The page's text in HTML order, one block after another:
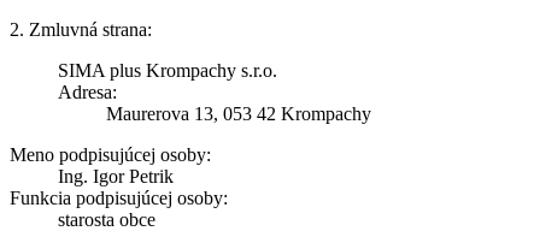
2. Zmluvná strana:
SIMA plus Krompachy s.r.o.
Adresa:
Maurerova 13, 053 42 Krompachy
Meno podpisujúcej osoby:
Ing. Igor Petrik
Funkcia podpisujúcej osoby:
starosta obce